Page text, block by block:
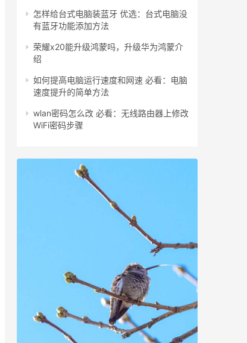
怎样给台式电脑装蓝牙 优选：台式电脑没
有蓝牙功能添加方法
荣耀x20能升级鸿蒙吗，升级华为鸿蒙介
绍
如何提高电脑运行速度和网速 必看：电脑
速度提升的简单方法
wlan密码怎么改 必看：无线路由器上修改
WiFi密码步骤